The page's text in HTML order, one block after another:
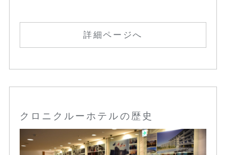
詳細ページへ
クロニクルーホテルの歴史